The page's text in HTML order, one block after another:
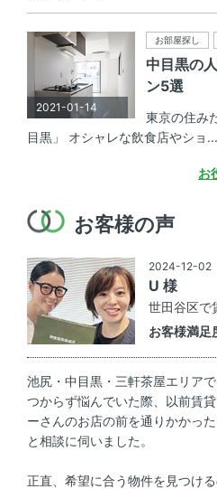
2021-01-14
お部屋探し
中目黒の
ン5選
東京の住み
目黒」 オシャレな飲食店やショ...
お
お客様の声
2024-12-02
U 様
世田谷区で
お客様満足
池尻・中目黒・三軒茶屋エリア
つからず悩んでいた際、以前賃
ーさんのお店の前を通りかかっ
と相談に伺いました。
正直、希望に合う物件を見つけ